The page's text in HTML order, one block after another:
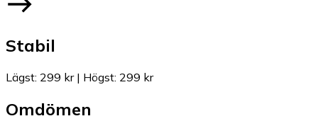
Stabil
Lägst: 299 kr| Högst: 299 kr
Omdömen